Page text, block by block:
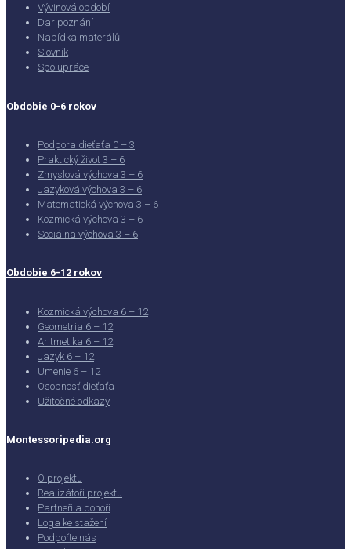
Vývinová období
Dar poznání
Nabídka materálů
Slovník
Spolupráce
Obdobie 0-6 rokov
Podpora dieťaťa 0 – 3
Praktický život 3 – 6
Zmyslová výchova 3 – 6
Jazyková výchova 3 – 6
Matematická výchova 3 – 6
Kozmická výchova 3 – 6
Sociálna výchova 3 – 6
Obdobie 6-12 rokov
Kozmická výchova 6 – 12
Geometria 6 – 12
Aritmetika 6 – 12
Jazyk 6 – 12
Umenie 6 – 12
Osobnosť dieťaťa
Užitočné odkazy
Montessoripedia.org
O projektu
Realizátoři projektu
Partneři a donoři
Loga ke stažení
Podpořte nás